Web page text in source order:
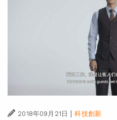
2018年09月21日 | 科技創新